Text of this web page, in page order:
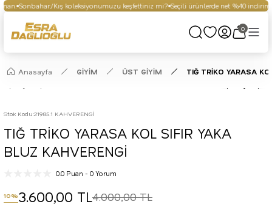
Sonbahar/Kış koleksiyonumuzu keşfettiniz mi? Seçili ürünlerde net %40 indirim
0
Anasayfa GİYİM ÜST GİYİM TIĞ TRİKO YARASA
Stok Kodu:21985.1 KAHVERENGİ
TIĞ TRİKO YARASA KOL SIFIR YAKA
BLUZ KAHVERENGİ
0.0 Puan - 0 Yorum
10%3.600,00 TL4.000,00 TL